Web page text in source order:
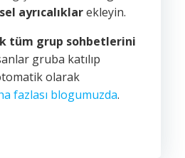
ayrıcalıklarekleyin.
tüm grup sohbetlerini
gruba katılıp
olarak
fazlası blogumuzda.